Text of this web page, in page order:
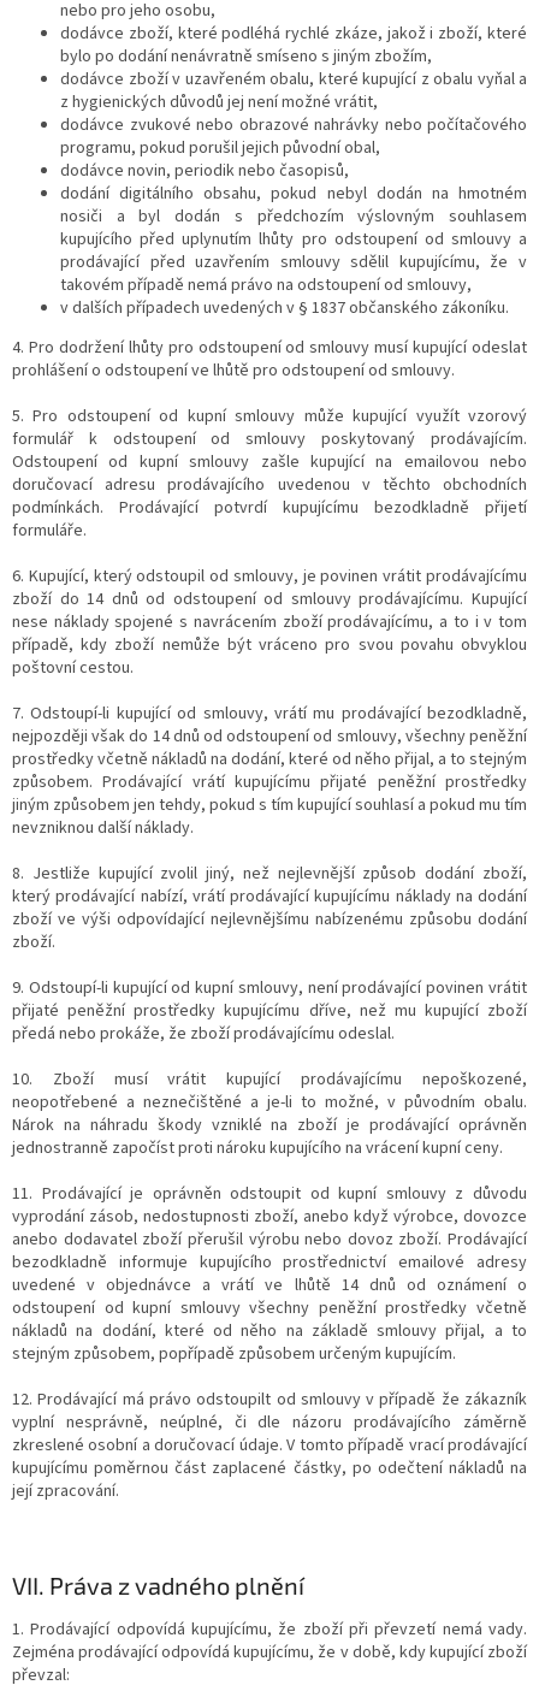
nebo pro jeho osobu,
dodávce zboží, které podléhá rychlé zkáze, jakož i zboží, které
bylo po dodání nenávratně smíseno s jiným zbožím,
dodávce zboží v uzavřeném obalu, které kupující z obalu vyňal a
z hygienických důvodů jej není možné vrátit,
dodávce zvukové nebo obrazové nahrávky nebo počítačového
programu, pokud porušil jejich původní obal,
dodávce novin, periodik nebo časopisů,
dodání digitálního obsahu, pokud nebyl dodán na hmotném
nosiči a byl dodán s předchozím výslovným souhlasem
kupujícího před uplynutím lhůty pro odstoupení od smlouvy a
prodávající před uzavřením smlouvy sdělil kupujícímu, že v
takovém případě nemá právo na odstoupení od smlouvy,
v dalších případech uvedených v § 1837 občanského zákoníku.
4. Pro dodržení lhůty pro odstoupení od smlouvy musí kupující odeslat
prohlášení o odstoupení ve lhůtě pro odstoupení od smlouvy.
5. Pro odstoupení od kupní smlouvy může kupující využít vzorový
formulář k odstoupení od smlouvy poskytovaný prodávajícím.
Odstoupení od kupní smlouvy zašle kupující na emailovou nebo
doručovací adresu prodávajícího uvedenou v těchto obchodních
podmínkách. Prodávající potvrdí kupujícímu bezodkladně přijetí
formuláře.
6. Kupující, který odstoupil od smlouvy, je povinen vrátit prodávajícímu
zboží do 14 dnů od odstoupení od smlouvy prodávajícímu. Kupující
nese náklady spojené s navrácením zboží prodávajícímu, a to i v tom
případě, kdy zboží nemůže být vráceno pro svou povahu obvyklou
poštovní cestou.
7. Odstoupí-li kupující od smlouvy, vrátí mu prodávající bezodkladně,
nejpozději však do 14 dnů od odstoupení od smlouvy, všechny peněžní
prostředky včetně nákladů na dodání, které od něho přijal, a to stejným
způsobem. Prodávající vrátí kupujícímu přijaté peněžní prostředky
jiným způsobem jen tehdy, pokud s tím kupující souhlasí a pokud mu tím
nevzniknou další náklady.
8. Jestliže kupující zvolil jiný, než nejlevnější způsob dodání zboží,
který prodávající nabízí, vrátí prodávající kupujícímu náklady na dodání
zboží ve výši odpovídající nejlevnějšímu nabízenému způsobu dodání
zboží.
9. Odstoupí-li kupující od kupní smlouvy, není prodávající povinen vrátit
přijaté peněžní prostředky kupujícímu dříve, než mu kupující zboží
předá nebo prokáže, že zboží prodávajícímu odeslal.
10. Zboží musí vrátit kupující prodávajícímu nepoškozené,
neopotřebené a neznečištěné a je-li to možné, v původním obalu.
Nárok na náhradu škody vzniklé na zboží je prodávající oprávněn
jednostranně započíst proti nároku kupujícího na vrácení kupní ceny.
11. Prodávající je oprávněn odstoupit od kupní smlouvy z důvodu
vyprodání zásob, nedostupnosti zboží, anebo když výrobce, dovozce
anebo dodavatel zboží přerušil výrobu nebo dovoz zboží. Prodávající
bezodkladně informuje kupujícího prostřednictví emailové adresy
uvedené v objednávce a vrátí ve lhůtě 14 dnů od oznámení o
odstoupení od kupní smlouvy všechny peněžní prostředky včetně
nákladů na dodání, které od něho na základě smlouvy přijal, a to
stejným způsobem, popřípadě způsobem určeným kupujícím.
12. Prodávající má právo odstoupilt od smlouvy v případě že zákazník
vyplní nesprávně, neúplné, či dle názoru prodávajícího záměrně
zkreslené osobní a doručovací údaje. V tomto případě vrací prodávající
kupujícímu poměrnou část zaplacené částky, po odečtení nákladů na
její zpracování.
VII. Práva z vadného plnění
1. Prodávající odpovídá kupujícímu, že zboží při převzetí nemá vady.
Zejména prodávající odpovídá kupujícímu, že v době, kdy kupující zboží
převzal: